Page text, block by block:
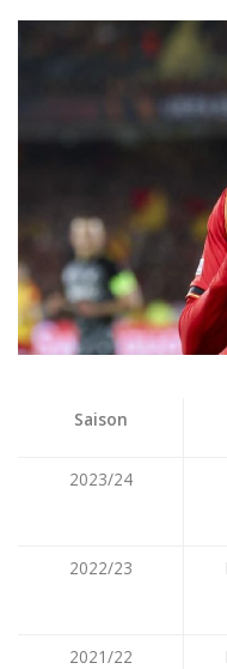
Saison
2023/24
2022/23
2021/22